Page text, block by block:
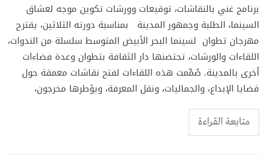
برنامج غني بالنقاشات، توقيعات وورشات تكوين موجه لعشاق
السينما، الطلبة وجمهور المدينة بمناسبة دورته الثلاثين، يقترح
مهرجان تطوان لسينما البحر الأبيض المتوسط سلسلة من الندوات،
اللقاءات والورشات، تحتضنها دار الثقافة بتطوان وعدة فضاءات
أخرى بالمدينة. صُمِّمت هذه اللقاءات لفتح نقاشات معمقة حول
قضايا الإبداع، والجماليات، ونقل المعرفة، ويؤطرها مخرجون،
متابعة القراءة